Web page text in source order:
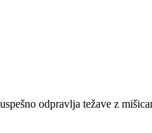
odpravlja težave z